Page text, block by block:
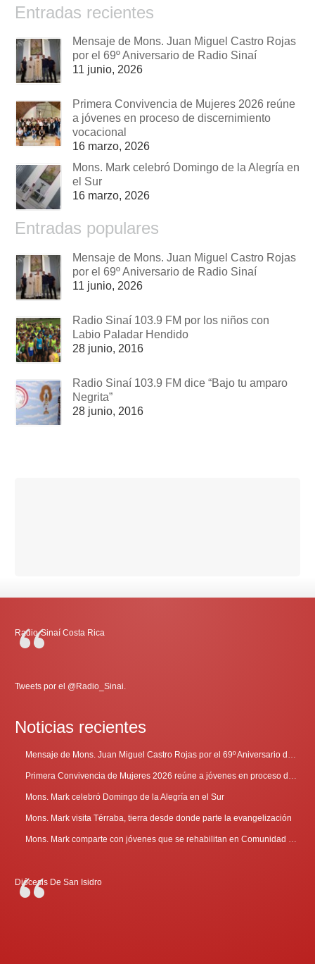
Entradas recientes
Mensaje de Mons. Juan Miguel Castro Rojas
por el 69º Aniversario de Radio Sinaí
11 junio, 2026
Primera Convivencia de Mujeres 2026 reúne
a jóvenes en proceso de discernimiento
vocacional
16 marzo, 2026
Mons. Mark celebró Domingo de la Alegría en
el Sur
16 marzo, 2026
Entradas populares
Mensaje de Mons. Juan Miguel Castro Rojas
por el 69º Aniversario de Radio Sinaí
11 junio, 2026
Radio Sinaí 103.9 FM por los niños con
Labio Paladar Hendido
28 junio, 2016
Radio Sinaí 103.9 FM dice “Bajo tu amparo
Negrita”
28 junio, 2016
Radio-Sinaí Costa Rica
Tweets por el @Radio_Sinai.
Noticias recientes
Mons. Mark celebró Domingo de la Alegría en el Sur
Mons. Mark visita Térraba, tierra desde donde parte la evangelización
Diócesis De San Isidro